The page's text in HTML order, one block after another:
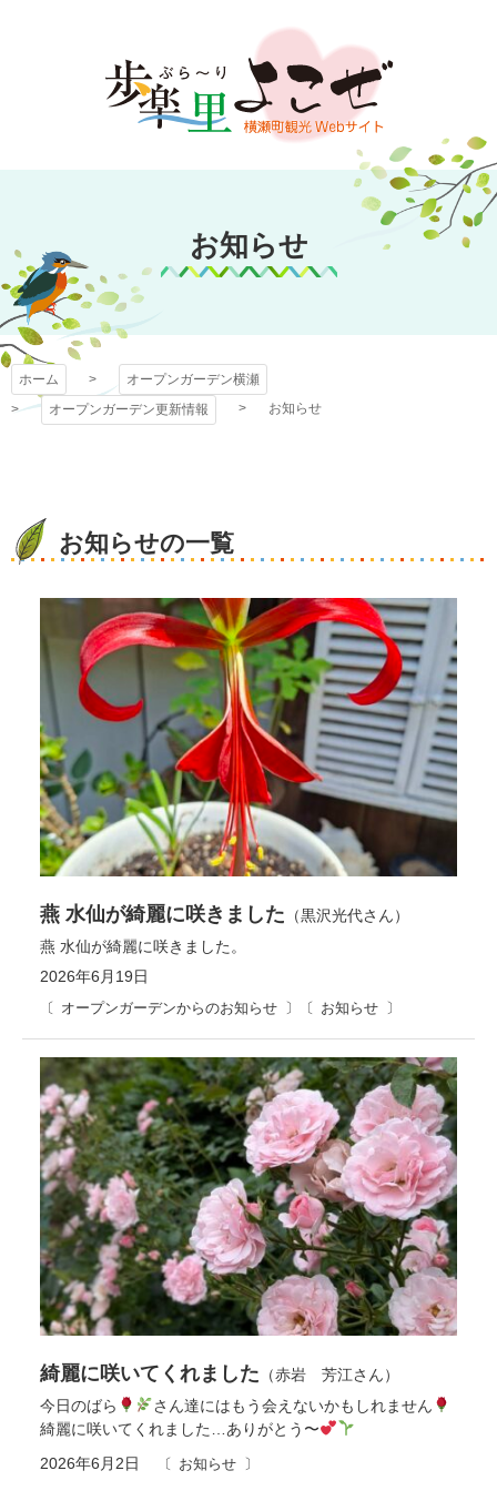
文
キ
プ
オープンガーデン
横瀬
お知らせ
ホーム
オープンガーデン横瀬
オープンガーデン更新情報
お知らせ
お知らせの一覧
2026年6月19日
オープンガーデンからのお知らせ お知らせ
燕 水仙が綺麗に咲きました （黒沢光代さん）
燕 水仙が綺麗に咲きました。
2026年6月2日 お知らせ
綺麗に咲いてくれました （赤岩 芳江さん）
今日のばら
さん達にはもう会えないかもしれません
綺麗に咲いてくれました…ありがとう〜